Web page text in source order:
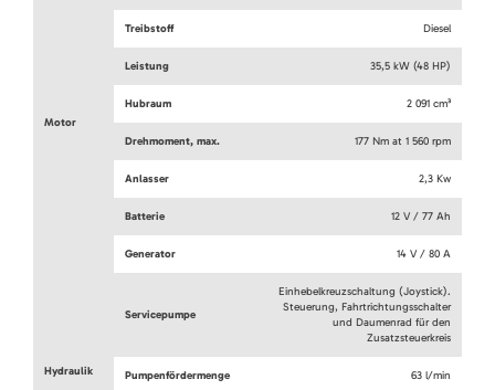
Motor
Treibstoff Diesel
Leistung 35,5 kW (48 HP)
Hubraum 2 091 cm³
Drehmoment, max. 177 Nm at 1 560 rpm
Anlasser 2,3 Kw
Batterie 12 V / 77 Ah
Generator 14 V / 80 A
Hydraulik
Servicepumpe
Einhebelkreuzschaltung (Joystick).
Steuerung, Fahrtrichtungsschalter
und Daumenrad für den
Zusatzsteuerkreis
Pumpenfördermenge 63 l/min